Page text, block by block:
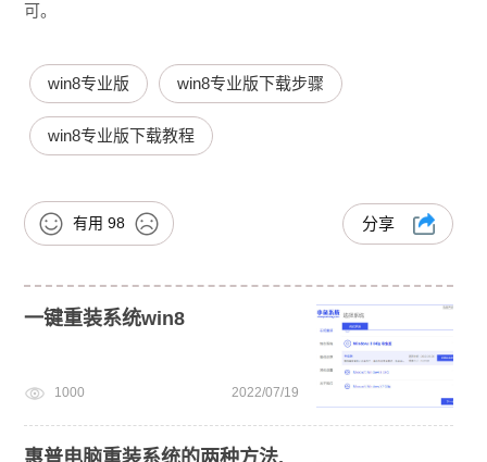
可。
win8专业版 win8专业版下载步骤
win8专业版下载教程
有用 98 分享
一键重装系统win8
1000 2022/07/19